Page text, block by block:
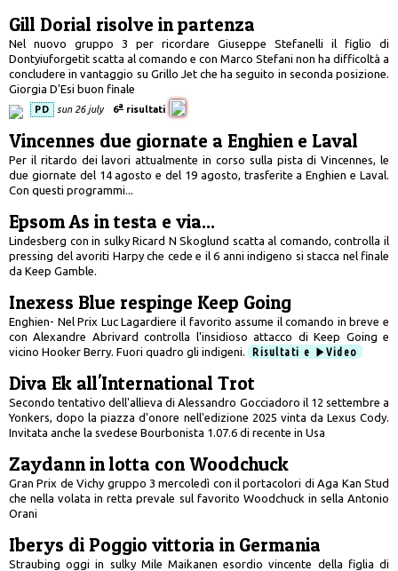
Gill Dorial risolve in partenza
Nel nuovo gruppo 3 per ricordare Giuseppe Stefanelli il figlio di
Dontyiuforgetit scatta al comando e con Marco Stefani non ha difficoltà a
concludere in vantaggio su Grillo Jet che ha seguito in seconda posizione.
Giorgia D'Esi buon finale
PD sun 26 july 6a risultati
Vincennes due giornate a Enghien e Laval
Per il ritardo dei lavori attualmente in corso sulla pista di Vincennes, le
due giornate del 14 agosto e del 19 agosto, trasferite a Enghien e Laval.
Con questi programmi...
Epsom As in testa e via...
Lindesberg con in sulky Ricard N Skoglund scatta al comando, controlla il
pressing del avoriti Harpy che cede e il 6 anni indigeno si stacca nel finale
da Keep Gamble.
Inexess Blue respinge Keep Going
Enghien- Nel Prix Luc Lagardiere il favorito assume il comando in breve e
con Alexandre Abrivard controlla l'insidioso attacco di Keep Going e
vicino Hooker Berry. Fuori quadro gli indigeni.
Risultati e Video
Diva Ek all'International Trot
Secondo tentativo dell'allieva di Alessandro Gocciadoro il 12 settembre a
Yonkers, dopo la piazza d'onore nell'edizione 2025 vinta da Lexus Cody.
Invitata anche la svedese Bourbonista 1.07.6 di recente in Usa
Zaydann in lotta con Woodchuck
Gran Prix de Vichy gruppo 3 mercoledì con il portacolori di Aga Kan Stud
che nella volata in retta prevale sul favorito Woodchuck in sella Antonio
Orani
Iberys di Poggio vittoria in Germania
Straubing oggi in sulky Mile Maikanen esordio vincente della figlia di